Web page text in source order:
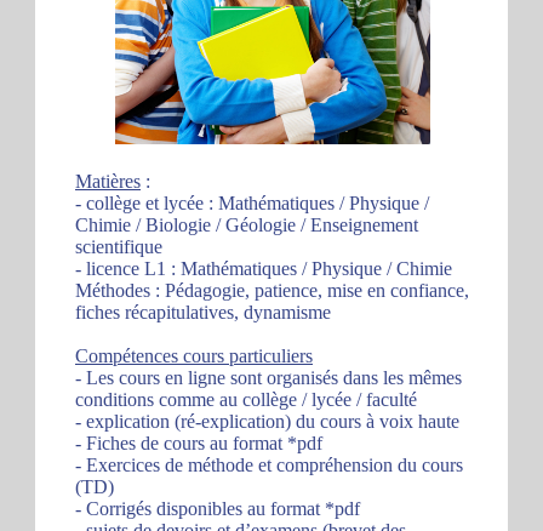
Matières :
- collège et lycée : Mathématiques / Physique /
Chimie / Biologie / Géologie / Enseignement
scientifique
- licence L1 : Mathématiques / Physique / Chimie
Méthodes : Pédagogie, patience, mise en confiance,
fiches récapitulatives, dynamisme
Compétences cours particuliers
- Les cours en ligne sont organisés dans les mêmes
conditions comme au collège / lycée / faculté
- explication (ré-explication) du cours à voix haute
- Fiches de cours au format *pdf
- Exercices de méthode et compréhension du cours
(TD)
- Corrigés disponibles au format *pdf